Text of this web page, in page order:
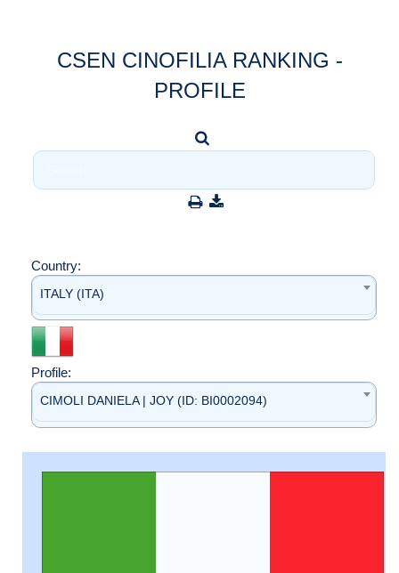
CSEN CINOFILIA RANKING -
PROFILE
Country:
ITALY (ITA)
Profile:
CIMOLI DANIELA | JOY (ID: BI0002094)